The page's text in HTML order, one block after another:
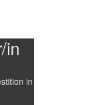
in
in